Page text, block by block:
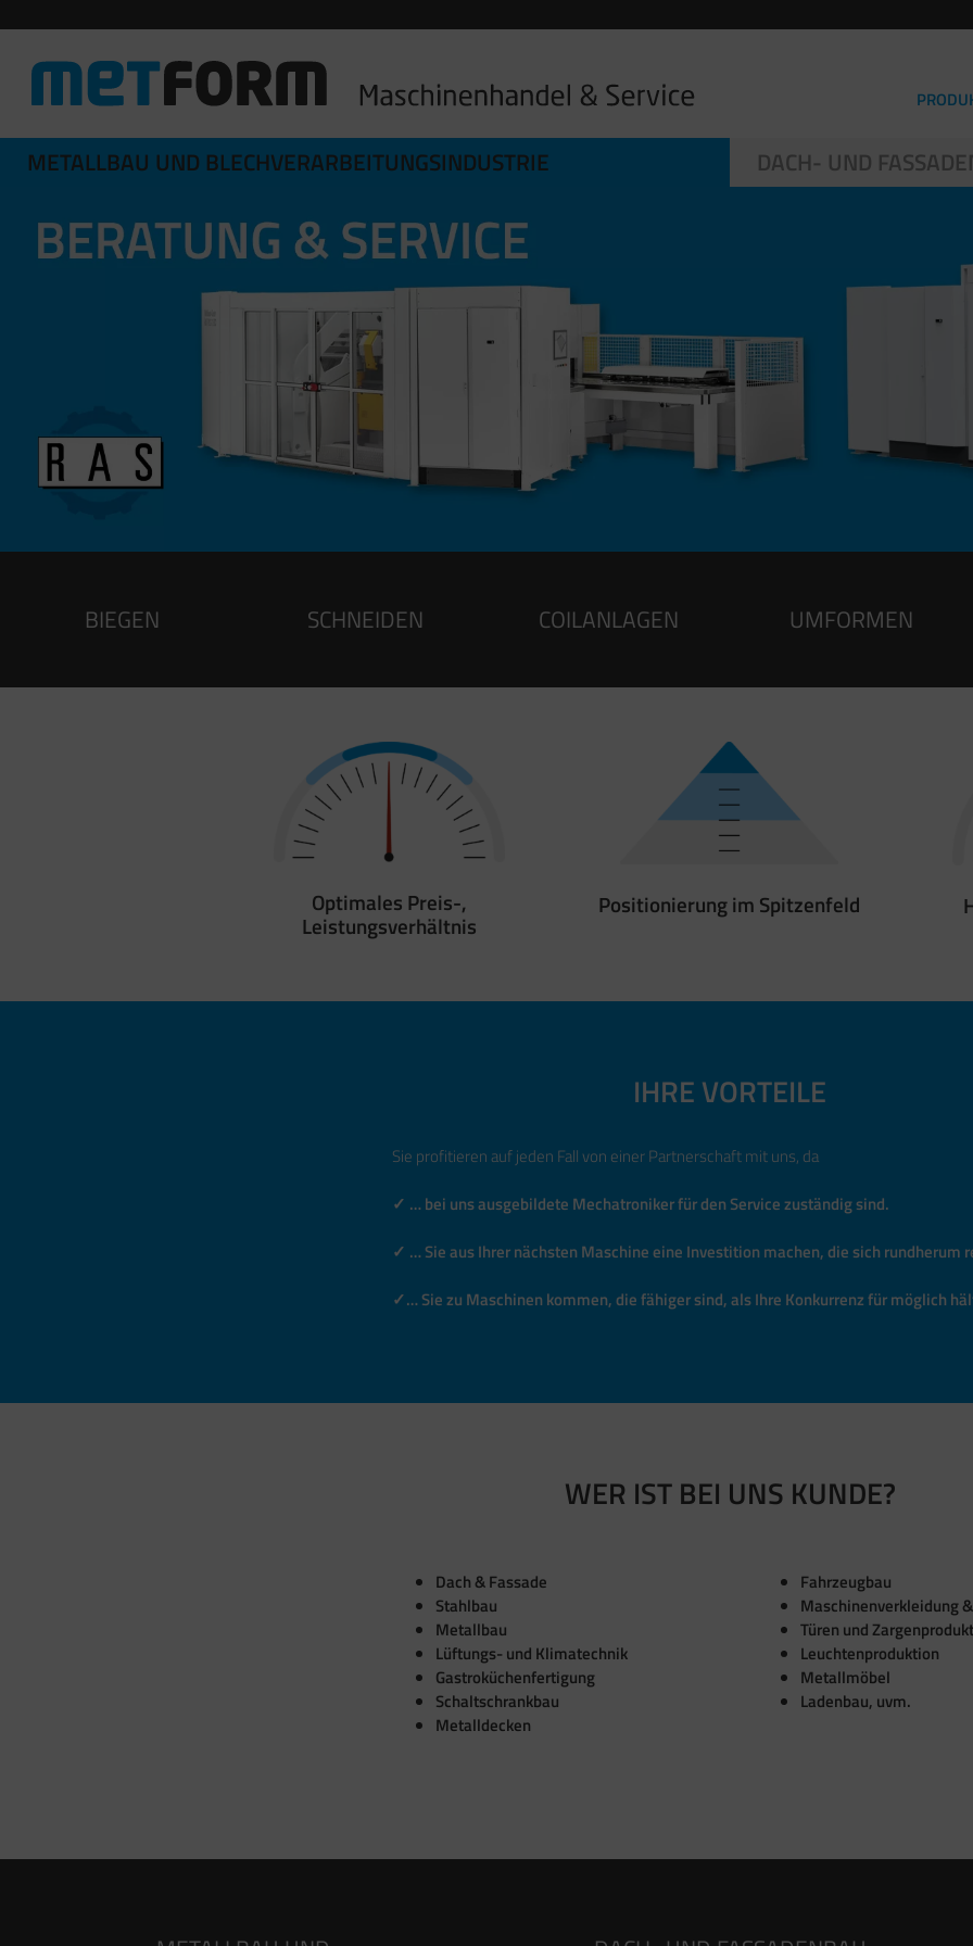
METALLBAU UND BLECHVERARBEITUNGSINDUSTRIE DACH- UND
BIEGEN SCHNEIDEN COILANLAGEN UMFORMEN
Optimales Preis-,
Leistungsverhältnis
Positionierung im Spitzenfeld
IHRE VORTEILE
Sie profitieren auf jeden Fall von einer Partnerschaft mit uns, da
✓ … bei uns ausgebildete Mechatroniker für den Service zuständig sind.
✓ …Sie aus Ihrer nächsten Maschine eine Investition machen, die sich rundherum
✓…Sie zu Maschinen kommen, die fähiger sind, als Ihre Konkurrenz für möglich
WER IST BEI UNS KUNDE?
Dach & Fassade
Stahlbau
Metallbau
Lüftungs- und Klimatechnik
Gastroküchenfertigung
Schaltschrankbau
Metalldecken
Fahrzeugbau
Maschinenverkleidung
Türen und
Leuchtenproduktion
Metallmöbel
Ladenbau, uvm.